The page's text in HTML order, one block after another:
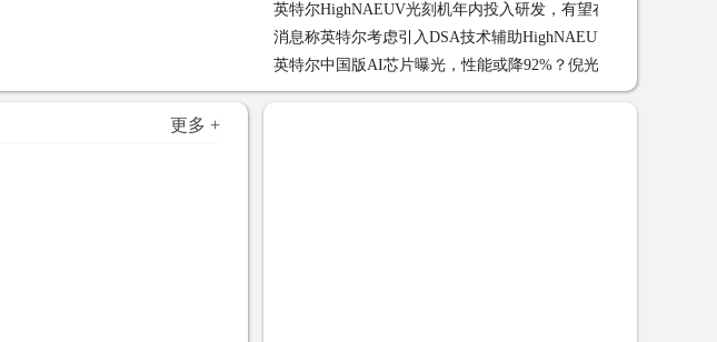
买完三星等无 05-08
英特尔HighNAEUV光刻机年内投入研发，有望在三代节点沿用
消息称英特尔考虑引入DSA技术辅助HighNAEUV光刻以提升质量
04-20
英特尔中国版AI芯片曝光，性能或降92%？倪光南：抛弃幻想
更多 +